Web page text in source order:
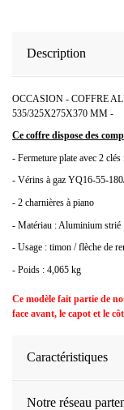
Description
OCCASION - COFFRE
535/325X275X370 MM -
Ce coffre dispose des
- Fermeture plate avec 2
- Vérins à gaz YQ16-55-
- 2 charnières à piano
- Matériau : Aluminium strié
- Usage : timon / flèche de
- Poids : 4,065 kg
Ce modèle fait partie de
face avant, le capot et le
Caractéristiques
Notre réseau